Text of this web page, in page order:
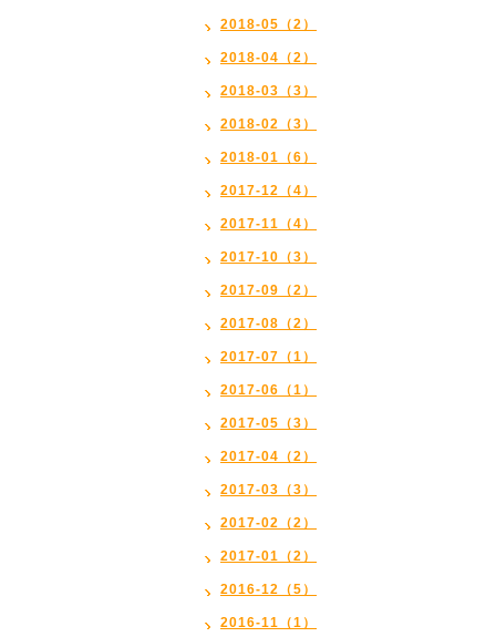
2018-05（2）
2018-04（2）
2018-03（3）
2018-02（3）
2018-01（6）
2017-12（4）
2017-11（4）
2017-10（3）
2017-09（2）
2017-08（2）
2017-07（1）
2017-06（1）
2017-05（3）
2017-04（2）
2017-03（3）
2017-02（2）
2017-01（2）
2016-12（5）
2016-11（1）